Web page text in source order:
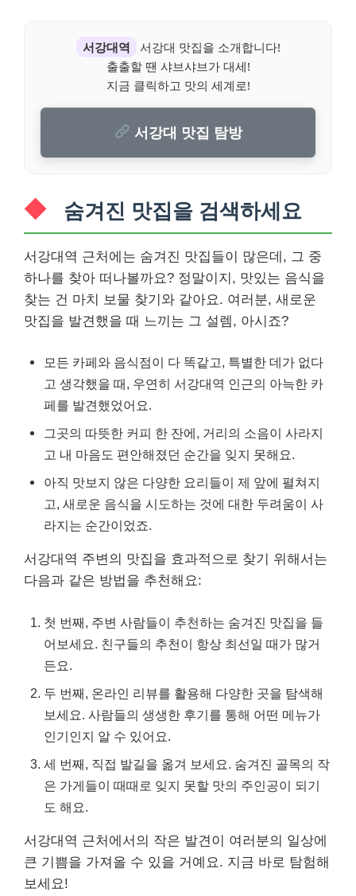
서강대역
서강대 맛집을 소개합니다!
출출할 땐 샤브샤브가 대세!
지금 클릭하고 맛의 세계로!
서강대 맛집 탐방
숨겨진 맛집을 검색하세요
서강대역 근처에는 숨겨진 맛집들이 많은데, 그 중
하나를 찾아 떠나볼까요? 정말이지, 맛있는 음식을
찾는 건 마치 보물 찾기와 같아요. 여러분, 새로운
맛집을 발견했을 때 느끼는 그 설렘, 아시죠?
모든 카페와 음식점이 다 똑같고, 특별한 데가 없다
고 생각했을 때, 우연히 서강대역 인근의 아늑한 카
페를 발견했었어요.
그곳의 따뜻한 커피 한 잔에, 거리의 소음이 사라지
고 내 마음도 편안해졌던 순간을 잊지 못해요.
아직 맛보지 않은 다양한 요리들이 제 앞에 펼쳐지
고, 새로운 음식을 시도하는 것에 대한 두려움이 사
라지는 순간이었죠.
서강대역 주변의 맛집을 효과적으로 찾기 위해서는
다음과 같은 방법을 추천해요:
첫 번째, 주변 사람들이 추천하는 숨겨진 맛집을 들
어보세요. 친구들의 추천이 항상 최선일 때가 많거
든요.
두 번째, 온라인 리뷰를 활용해 다양한 곳을 탐색해
보세요. 사람들의 생생한 후기를 통해 어떤 메뉴가
인기인지 알 수 있어요.
세 번째, 직접 발길을 옮겨 보세요. 숨겨진 골목의 작
은 가게들이 때때로 잊지 못할 맛의 주인공이 되기
도 해요.
서강대역 근처에서의 작은 발견이 여러분의 일상에
큰 기쁨을 가져올 수 있을 거예요. 지금 바로 탐험해
보세요!